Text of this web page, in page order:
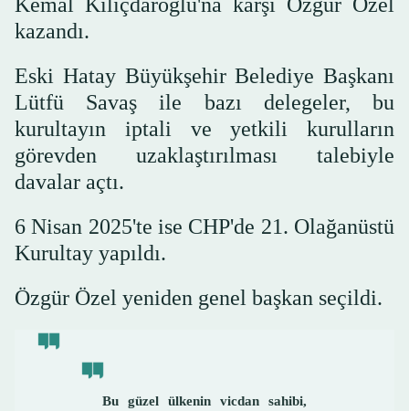
kazandı.
Eski Hatay Büyükşehir Belediye Başkanı
Lütfü Savaş ile bazı delegeler, bu
kurultayın iptali ve yetkili kurulların
görevden uzaklaştırılması talebiyle
davalar açtı.
6 Nisan 2025'te ise CHP'de 21. Olağanüstü
Kurultay yapıldı.
Özgür Özel yeniden genel başkan seçildi.
Bu güzel ülkenin vicdan sahibi,